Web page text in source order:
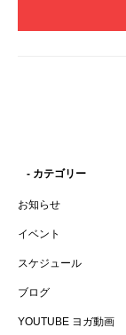
- カテゴリー
お知らせ
イベント
スケジュール
ブログ
YOUTUBE ヨガ動画